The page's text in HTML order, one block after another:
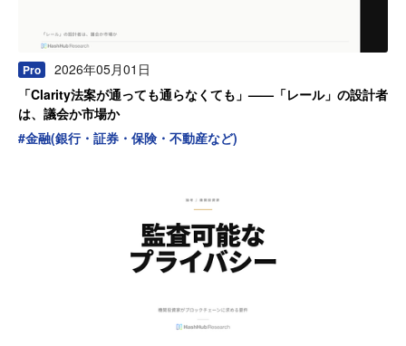
Pro
2026年05月01日
「Clarity法案が通っても通らなくても」——「レール」の設計者
は、議会か市場か
#金融(銀行・証券・保険・不動産など)